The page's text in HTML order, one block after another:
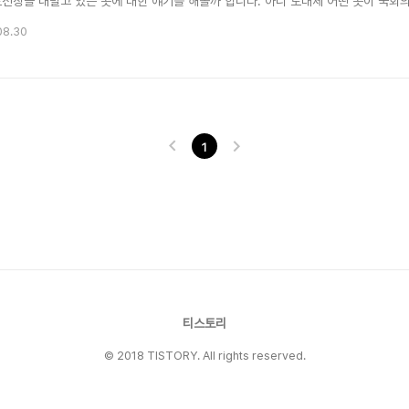
1
티스토리
© 2018 TISTORY. All rights reserved.